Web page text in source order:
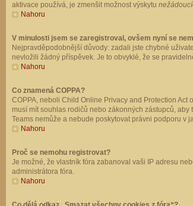
aktivace používá, je zmenšit možnost výskytu
Nahoru
V minulosti jsem se zaregistroval, ovšem nyní se
Nejpravděpodobnější důvody: zadali jste chybné
nevložili žádný příspěvek. Je to obvyklé, že se
Nahoru
Co znamená COPPA?
COPPA, neboli Child Online Privacy and Protection
musí mít souhlas rodičů nebo zákonných zástupců,
Teams nemůže a nebude poskytovat právni podporu v
Nahoru
Proč se nemohu registrovat?
Je možné, že vlastník fóra zabanoval vaši IP adresu
administrátora fóra.
Nahoru